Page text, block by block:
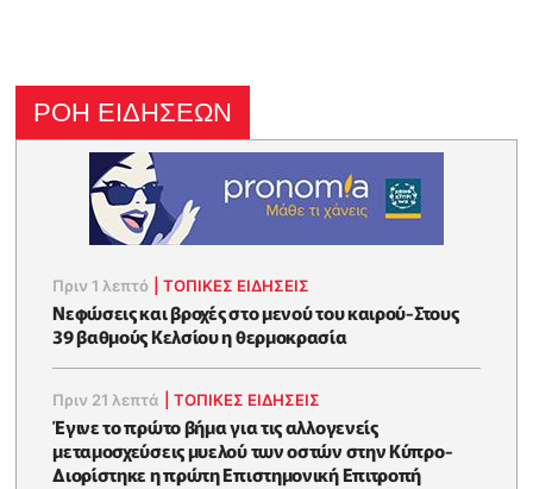
ΡΟΗ ΕΙΔΗΣΕΩΝ
Πριν 1 λεπτό |ΤΟΠΙΚΕΣ ΕΙΔΗΣΕΙΣ
Νεφώσεις και βροχές στο μενού του καιρού-Στους
39 βαθμούς Κελσίου η θερμοκρασία
Πριν 21 λεπτά |ΤΟΠΙΚΕΣ ΕΙΔΗΣΕΙΣ
Έγινε το πρώτο βήμα για τις αλλογενείς
μεταμοσχεύσεις μυελού των οστών στην Κύπρο-
Διορίστηκε η πρώτη Επιστημονική Επιτροπή